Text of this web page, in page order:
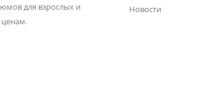
для взрослых и
ценам.
Новости